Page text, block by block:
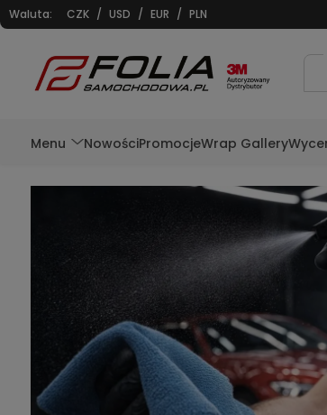
Waluta: CZK / USD / EUR / PLN
Menu NowościPromocjeWrap Gallery